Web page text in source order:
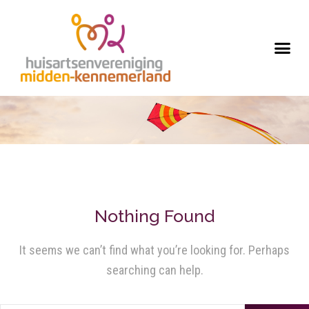
Nothing Found
It seems we can’t find what you’re looking for. Perhaps
searching can help.